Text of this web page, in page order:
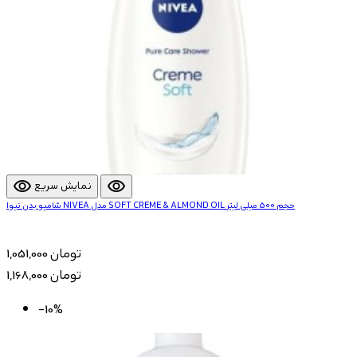
visibility نمایش سریع visibility
شامپو بدن نیوا NIVEA مدل SOFT CREME & ALMOND OIL حجم 500 میلی لیتر
1,051,000 تومان
1,168,000 تومان
-10%